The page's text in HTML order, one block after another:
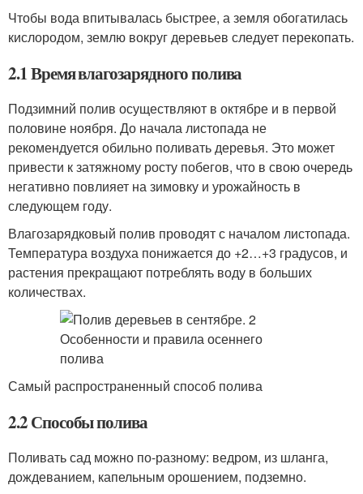
Чтобы вода впитывалась быстрее, а земля обогатилась
кислородом, землю вокруг деревьев следует перекопать.
2.1 Время влагозарядного полива
Подзимний полив осуществляют в октябре и в первой
половине ноября. До начала листопада не
рекомендуется обильно поливать деревья. Это может
привести к затяжному росту побегов, что в свою очередь
негативно повлияет на зимовку и урожайность в
следующем году.
Влагозарядковый полив проводят с началом листопада.
Температура воздуха понижается до +2…+3 градусов, и
растения прекращают потреблять воду в больших
количествах.
Самый распространенный способ полива
2.2 Способы полива
Поливать сад можно по-разному: ведром, из шланга,
дождеванием, капельным орошением, подземно.